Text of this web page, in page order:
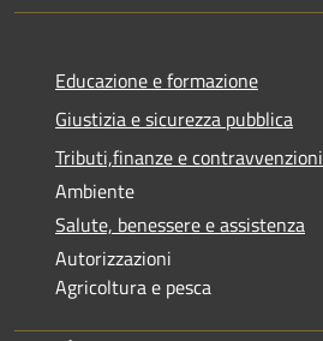
Educazione e formazione
Giustizia e sicurezza pubblica
Tributi,finanze e contravvenzioni
Ambiente
Salute, benessere e assistenza
Autorizzazioni
Agricoltura e pesca